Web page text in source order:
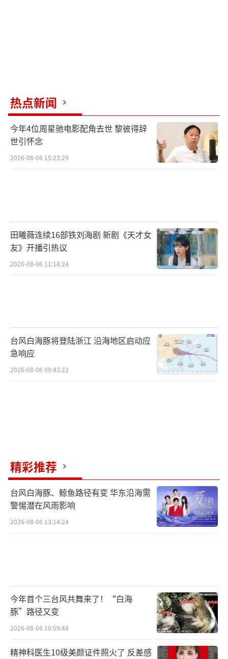
热点新闻
今年4位周星驰电影配角去世 黎彼得辞
世引怀念
2026-08-06 15:23:29
田曦薇连续16部铁刘海剧 新剧《天才女
友》开播引热议
2026-08-06 11:18:24
台风白海豚将登陆浙江 沿海地区启动应
急响应
2026-08-06 09:43:22
精彩推荐
台风白海豚、鲸鱼路径有变 华东沿海需
警惕潜在风雨影响
2026-08-06 13:14:24
今年首个三台风共舞来了！“白海
豚”路径又变
2026-08-06 10:59:48
精神科医生10级美颜证件照火了 反差感